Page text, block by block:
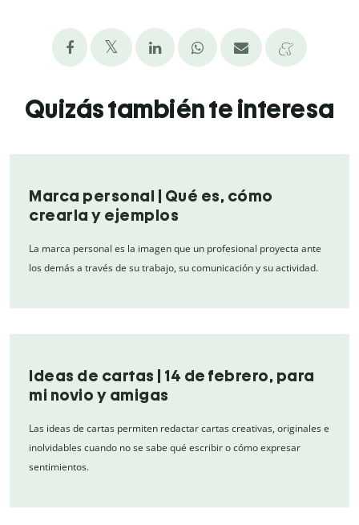
Quizás también te interesa
Marca personal | Qué es, cómo
crearla y ejemplos
La marca personal es la imagen que un profesional proyecta ante
los demás a través de su trabajo, su comunicación y su actividad.
Ideas de cartas | 14 de febrero, para
mi novio y amigas
Las ideas de cartas permiten redactar cartas creativas, originales e
inolvidables cuando no se sabe qué escribir o cómo expresar
sentimientos.